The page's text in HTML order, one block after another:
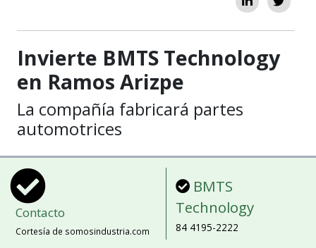
Invierte BMTS Technology
en Ramos Arizpe
La compañía fabricará partes
automotrices
Contacto
Cortesía de somosindustria.com
BMTS
Technology
84 4195-2222